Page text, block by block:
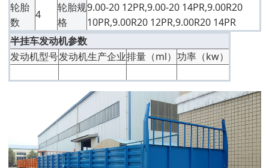
轮胎
数
4
轮胎规
格
9.00-20 12PR,9.00-20 14PR,9.00R20
10PR,9.00R20 12PR,9.00R20 14PR
半挂车发动机参数
发动机型号发动机生产企业排量（ml） 功率（kw）